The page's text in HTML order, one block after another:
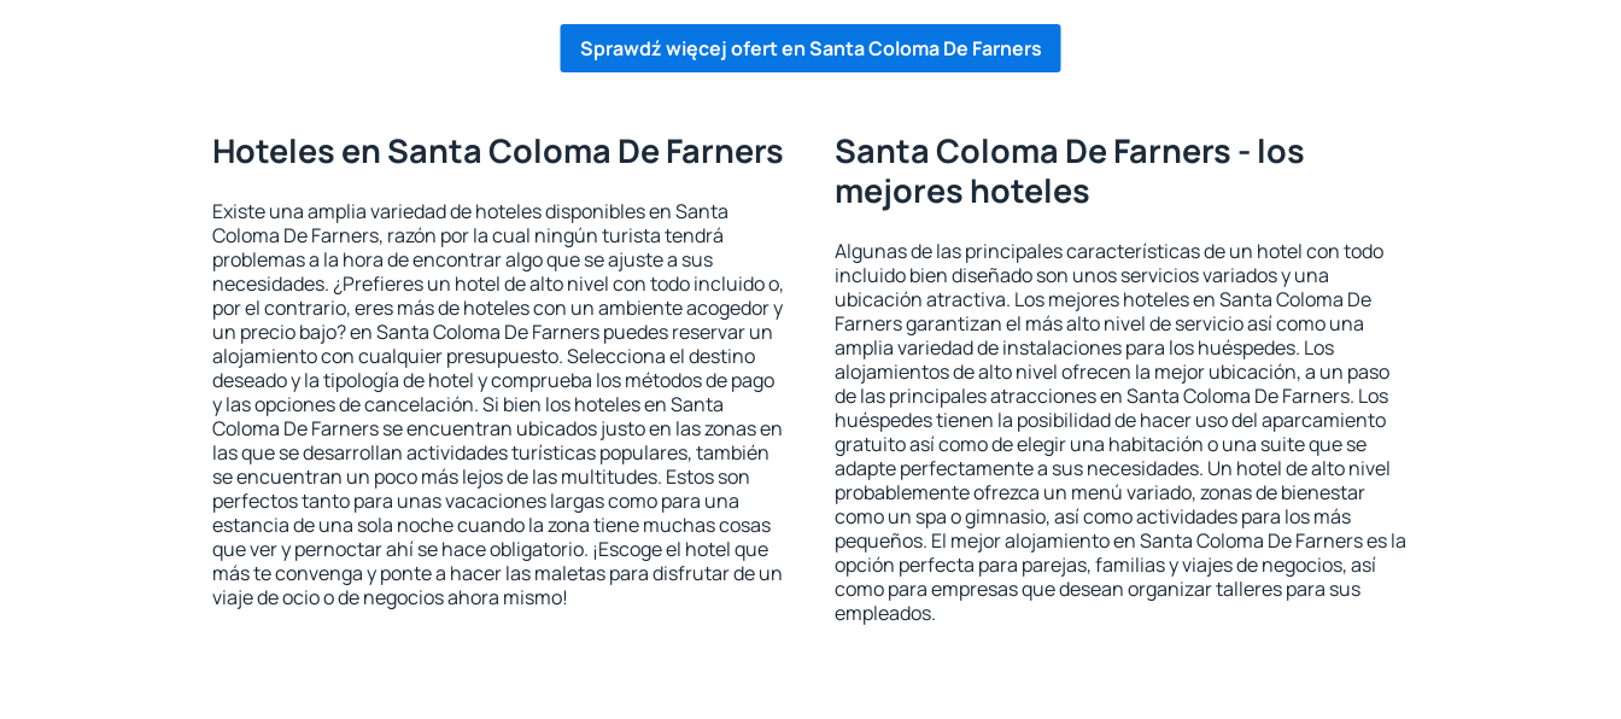
Sprawdź więcej ofert en Santa Coloma De Farners
Hoteles en Santa Coloma De Farners
Existe una amplia variedad de hoteles disponibles en Santa
Coloma De Farners, razón por la cual ningún turista tendrá
problemas a la hora de encontrar algo que se ajuste a sus
necesidades. ¿Prefieres un hotel de alto nivel con todo incluido o,
por el contrario, eres más de hoteles con un ambiente acogedor y
un precio bajo? en Santa Coloma De Farners puedes reservar un
alojamiento con cualquier presupuesto. Selecciona el destino
deseado y la tipología de hotel y comprueba los métodos de pago
y las opciones de cancelación. Si bien los hoteles en Santa
Coloma De Farners se encuentran ubicados justo en las zonas en
las que se desarrollan actividades turísticas populares, también
se encuentran un poco más lejos de las multitudes. Estos son
perfectos tanto para unas vacaciones largas como para una
estancia de una sola noche cuando la zona tiene muchas cosas
que ver y pernoctar ahí se hace obligatorio. ¡Escoge el hotel que
más te convenga y ponte a hacer las maletas para disfrutar de un
viaje de ocio o de negocios ahora mismo!
Santa Coloma De Farners - los
mejores hoteles
Algunas de las principales características de un hotel con todo
incluido bien diseñado son unos servicios variados y una
ubicación atractiva. Los mejores hoteles en Santa Coloma De
Farners garantizan el más alto nivel de servicio así como una
amplia variedad de instalaciones para los huéspedes. Los
alojamientos de alto nivel ofrecen la mejor ubicación, a un paso
de las principales atracciones en Santa Coloma De Farners. Los
huéspedes tienen la posibilidad de hacer uso del aparcamiento
gratuito así como de elegir una habitación o una suite que se
adapte perfectamente a sus necesidades. Un hotel de alto nivel
probablemente ofrezca un menú variado, zonas de bienestar
como un spa o gimnasio, así como actividades para los más
pequeños. El mejor alojamiento en Santa Coloma De Farners es la
opción perfecta para parejas, familias y viajes de negocios, así
como para empresas que desean organizar talleres para sus
empleados.